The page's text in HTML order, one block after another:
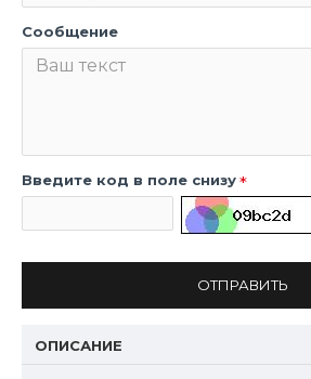
Сообщение
Введите код в поле снизу
ОТПРАВИТЬ
ОПИСАНИЕ